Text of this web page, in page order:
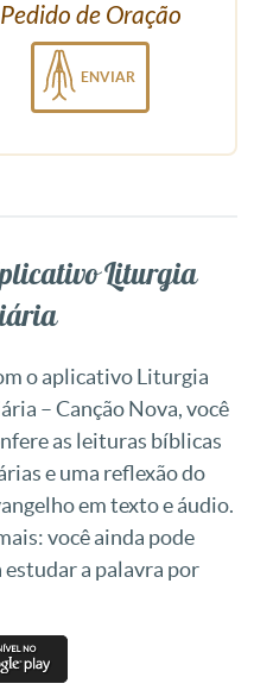
Pedido de Oração
ENVIAR
Liturgia
o aplicativo Liturgia
– Canção Nova, você
as leituras bíblicas
e uma reflexão do
em texto e áudio.
você ainda pode
a palavra por